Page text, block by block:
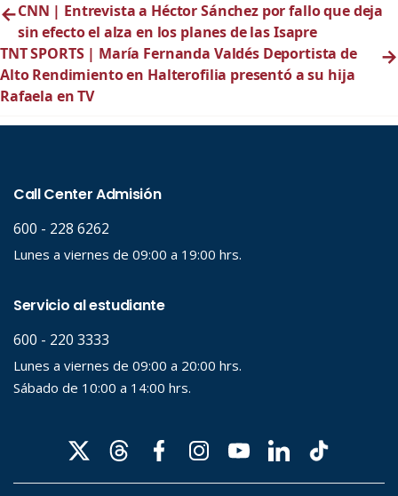
←CNN | Entrevista a Héctor Sánchez por fallo que deja
sin efecto el alza en los planes de las Isapre
TNT SPORTS | María Fernanda Valdés Deportista de
Alto Rendimiento en Halterofilia presentó a su hija
Rafaela en TV
→